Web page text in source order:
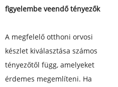
figyelembe veendő tényezők
A megfelelő otthoni orvosi
készlet kiválasztása számos
tényezőtől függ, amelyeket
érdemes megemlíteni. Ha